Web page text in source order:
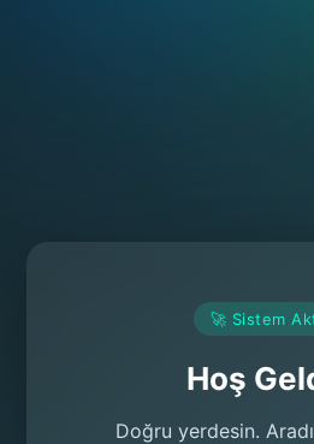
🚀 Sistem
Hoş
Doğru yerdesin.